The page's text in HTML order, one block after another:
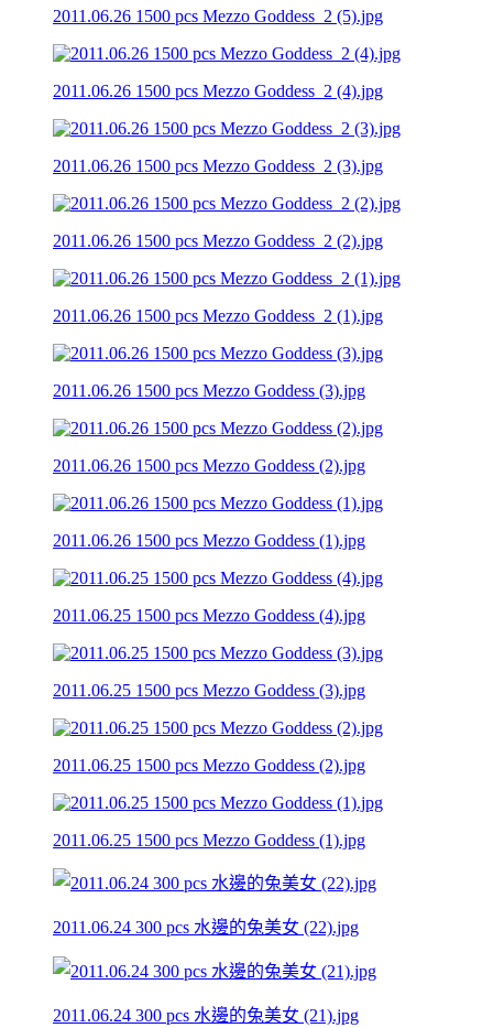
2011.06.26 1500 pcs Mezzo Goddess_2 (5).jpg
2011.06.26 1500 pcs Mezzo Goddess_2 (4).jpg
2011.06.26 1500 pcs Mezzo Goddess_2 (3).jpg
2011.06.26 1500 pcs Mezzo Goddess_2 (2).jpg
2011.06.26 1500 pcs Mezzo Goddess_2 (1).jpg
2011.06.26 1500 pcs Mezzo Goddess (3).jpg
2011.06.26 1500 pcs Mezzo Goddess (2).jpg
2011.06.26 1500 pcs Mezzo Goddess (1).jpg
2011.06.25 1500 pcs Mezzo Goddess (4).jpg
2011.06.25 1500 pcs Mezzo Goddess (3).jpg
2011.06.25 1500 pcs Mezzo Goddess (2).jpg
2011.06.25 1500 pcs Mezzo Goddess (1).jpg
2011.06.24 300 pcs 水邊的兔美女 (22).jpg
2011.06.24 300 pcs 水邊的兔美女 (21).jpg